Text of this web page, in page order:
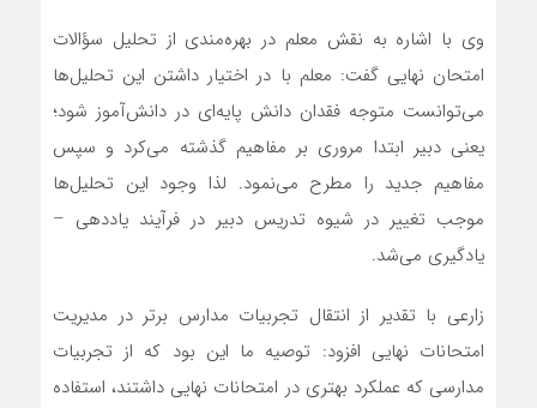
وی با اشاره به نقش معلم در بهره‌مندی از تحلیل سؤالات
امتحان نهایی گفت: معلم با در اختیار داشتن این تحلیل‌ها
می‌توانست متوجه فقدان دانش پایه‌ای در دانش‌آموز شود؛
یعنی دبیر ابتدا مروری بر مفاهیم گذشته می‌کرد و سپس
مفاهیم جدید را مطرح می‌نمود. لذا وجود این تحلیل‌ها
موجب تغییر در شیوه تدریس دبیر در فرآیند یاددهی –
یادگیری می‌شد.
زارعی با تقدیر از انتقال تجربیات مدارس برتر در مدیریت
امتحانات نهایی افزود: توصیه ما این بود که از تجربیات
مدارسی که عملکرد بهتری در امتحانات نهایی داشتند، استفاده